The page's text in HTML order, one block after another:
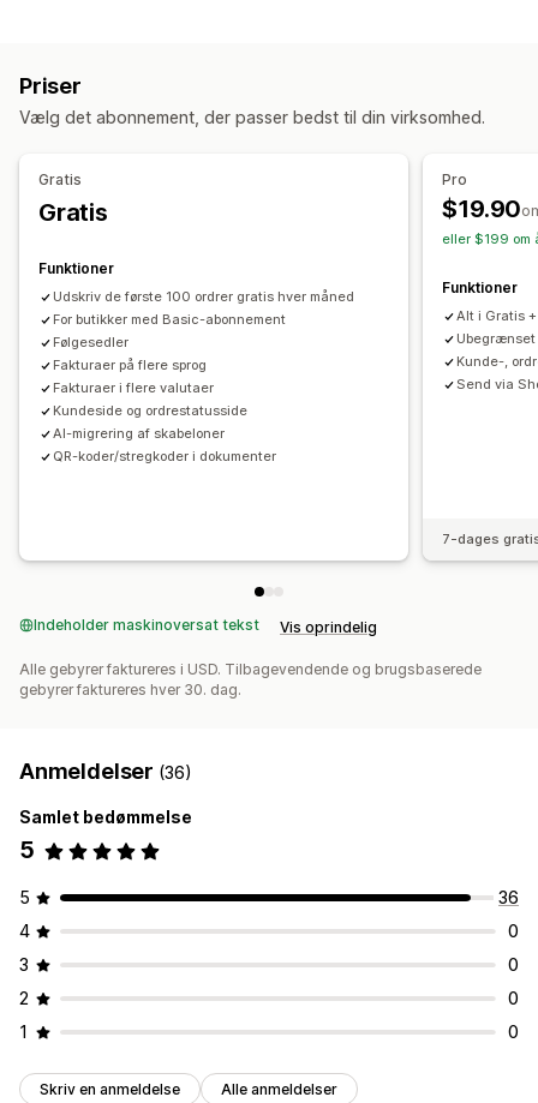
Fragtlabels
Farve og skrifttype
Fakturanumre
Afsenders mailadresse
Skabeloner
Filhåndtering
Massedownload
Automatisering af mail
Generering af PDF-filer
Datasikkerhed
Fortløbende nummerering
Behandling af ordrer
Priser
Vælg det abonnement, der passer bedst til din virksomhed.
Gratis
Gratis
Funktioner
Udskriv de første 100 ordrer gratis hver måned
For butikker med Basic-abonnement
Følgesedler
Fakturaer på flere sprog
Fakturaer i flere valutaer
Kundeside og ordrestatusside
AI-migrering af skabeloner
QR-koder/stregkoder i dokumenter
Pro
$19.90
eller $199 om
Funktioner
Alt i Gratis +
Kunde-,
Send via
7-dages
Indeholder maskinoversat tekst Vis oprindelig
Alle gebyrer faktureres i USD. Tilbagevendende og brugsbaserede
gebyrer faktureres hver 30. dag.
Anmeldelser (36)
Samlet bedømmelse
5
5
36
4
0
3
0
2
0
1
0
Skriv en anmeldelse Alle anmeldelser